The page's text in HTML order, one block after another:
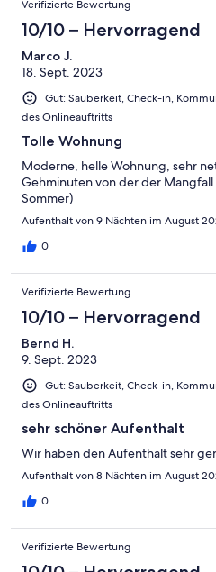
Verifizierte Bewertung
10/10 – Hervorragend
Marco J.
18. Sept. 2023
Gut: Sauberkeit, Check-in,
des Onlineauftritts
Tolle Wohnung
Moderne, helle Wohnung, sehr
Gehminuten von der der
Sommer)
Aufenthalt von 9 Nächten im August
0
Verifizierte Bewertung
10/10 – Hervorragend
Bernd H.
9. Sept. 2023
Gut: Sauberkeit, Check-in,
des Onlineauftritts
sehr schöner Aufenthalt
Wir haben den Aufenthalt sehr
Aufenthalt von 8 Nächten im August
0
Verifizierte Bewertung